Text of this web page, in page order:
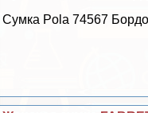
Сумка Pola 74567